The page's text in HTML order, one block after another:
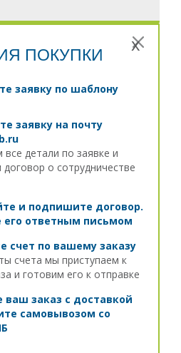
x
ПОКУПКИ
заявку по шаблону
заявку на почту
детали по заявке и
о сотрудничестве
и подпишите договор.
его ответным письмом
счет по вашему заказу
счета мы приступаем к
и готовим его к отправке
ваш заказ с доставкой
самовывозом со